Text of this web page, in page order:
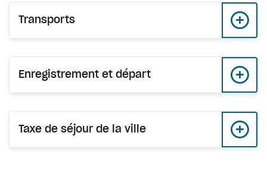
Transports
Enregistrement et départ
Taxe de séjour de la ville